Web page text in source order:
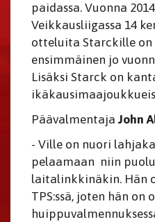
paidassa. Vuonna
Veikkausliigassa 14
otteluita Starckille on
ensimmäinen jo
Lisäksi Starck on
Päävalmentaja John
- Ville on nuori
pelaamaan niin
laitalinkkinäkin. Hän
TPS:ssä, joten hän on